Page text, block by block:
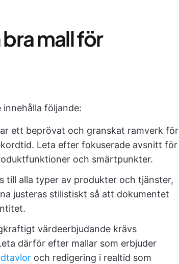
mall för
följande:
ett beprövat och granskat ramverk för
Leta efter fokuserade avsnitt för
och smärtpunkter.
till alla typer av produkter och tjänster,
justeras stilistiskt så att dokumentet
värdeerbjudande krävs
därför efter mallar som erbjuder
och redigering i realtid som